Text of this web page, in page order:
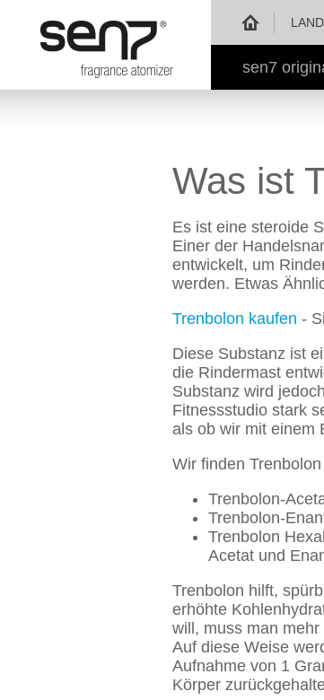
Was ist
Es ist eine steroide
Einer der
entwickelt, um
werden. Etwas
Trenbolon kaufen -
Diese Substanz ist
die Rindermast
Substanz wird
Fitnessstudio stark
als ob wir mit einem
Wir finden
Trenbolon-
Trenbolon-
Trenbolon
Acetat und
Trenbolon hilft,
erhöhte
will, muss man
Auf diese Weise
Aufnahme von 1
Körper
sen7 -
sen7